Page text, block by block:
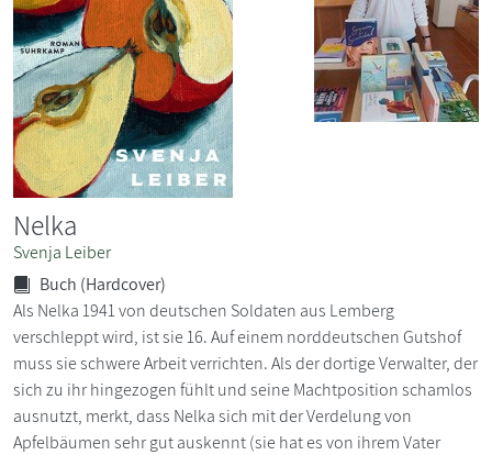
Nelka
Svenja Leiber
Buch (Hardcover)
Als Nelka 1941 von deutschen Soldaten aus Lemberg
verschleppt wird, ist sie 16. Auf einem norddeutschen Gutshof
muss sie schwere Arbeit verrichten. Als der dortige Verwalter, der
sich zu ihr hingezogen fühlt und seine Machtposition schamlos
ausnutzt, merkt, dass Nelka sich mit der Verdelung von
Apfelbäumen sehr gut auskennt (sie hat es von ihrem Vater